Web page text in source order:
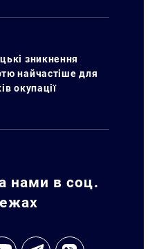
зникнення
найчастіше для
окупації
нами в соц.